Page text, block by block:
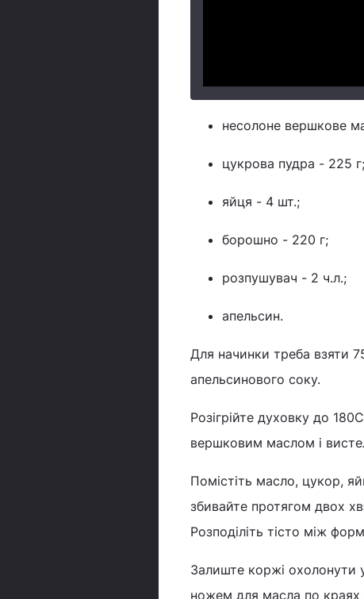
несолоне вершкове
цукрова пудра - 225 г;
яйця - 4 шт.;
борошно - 220 г;
розпушувач - 2 ч.л.;
апельсин.
Для начинки треба взяти
апельсинового соку.
Розігрійте духовку до
вершковим маслом і
Помістіть масло, цукор,
збивайте протягом двох
Розподіліть тісто між
Залиште коржі охолонути
ножем для масла по краях